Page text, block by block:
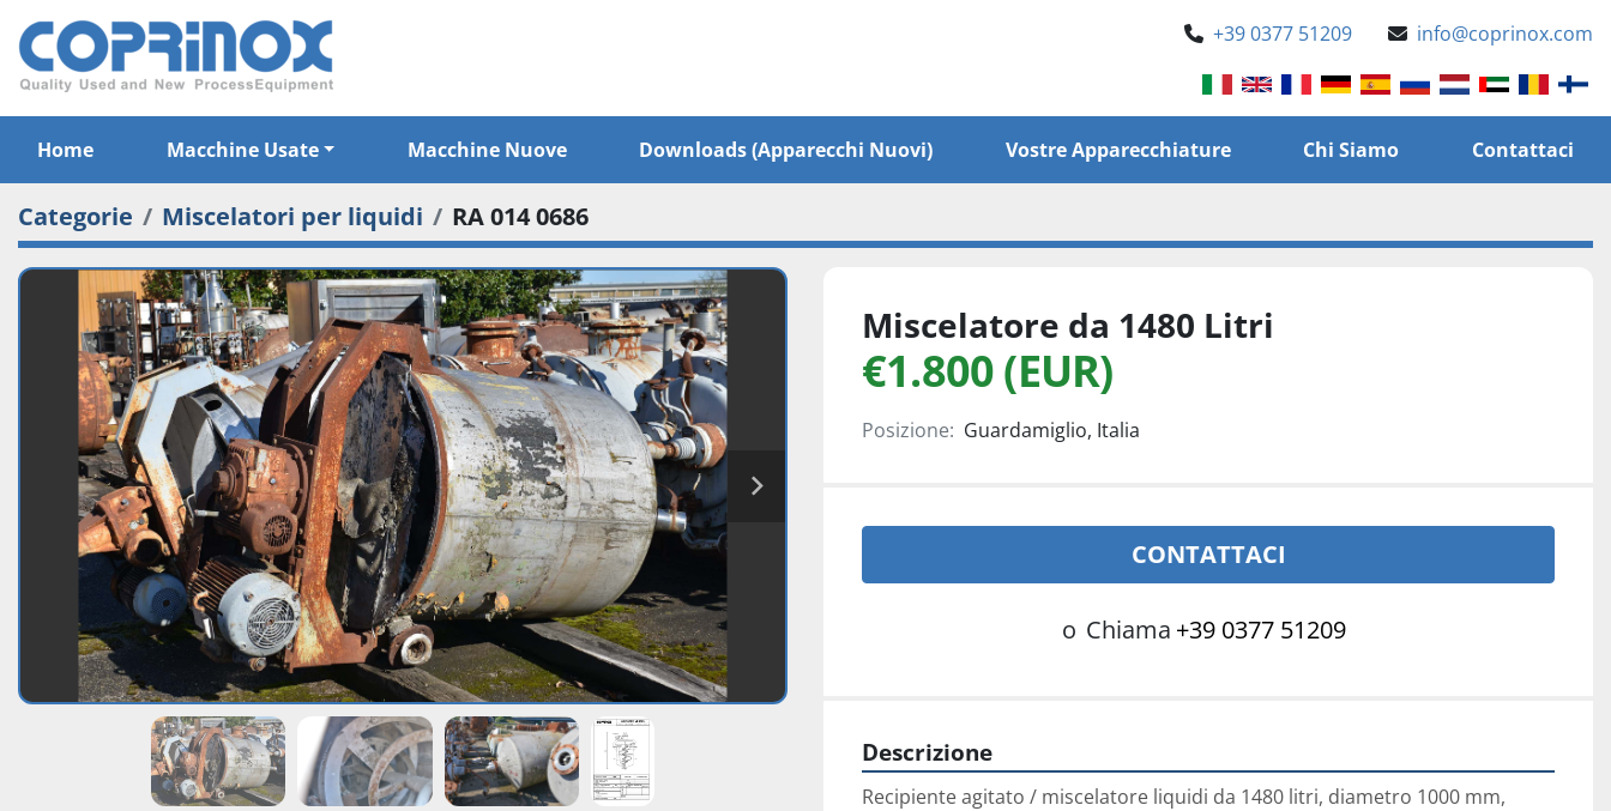
+39 0377 51209 info@coprinox.com
Home Macchine Usate Macchine Nuove Downloads (apparecchi Nuovi) Vostre Apparecchiature Chi Siamo Contattaci
Categorie Miscelatori per liquidi RA 014 0686
Miscelatore da 1480 Litri
€1.800 (EUR)
Posizione: Guardamiglio, Italia
CONTATTACI
o Chiama +39 0377 51209
Descrizione
Recipiente agitato / miscelatore liquidi da 1480 litri, diametro 1000 mm,